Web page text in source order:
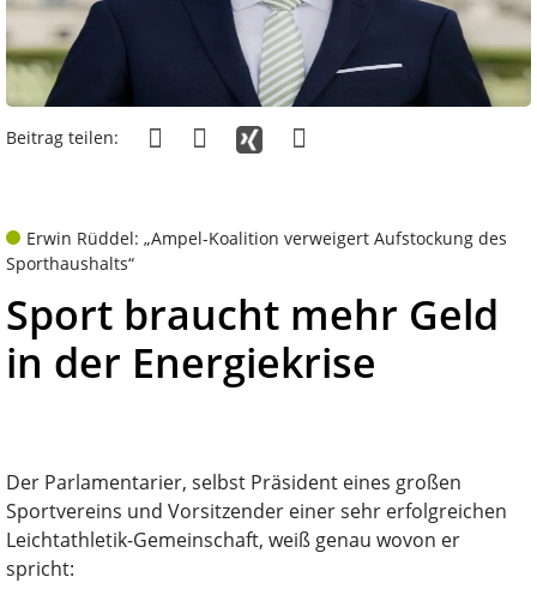
Beitrag teilen:
Erwin Rüddel: „Ampel-Koalition verweigert Aufstockung des
Sporthaushalts“
Sport braucht mehr Geld
in der Energiekrise
Der Parlamentarier, selbst Präsident eines großen
Sportvereins und Vorsitzender einer sehr erfolgreichen
Leichtathletik-Gemeinschaft, weiß genau wovon er
spricht: